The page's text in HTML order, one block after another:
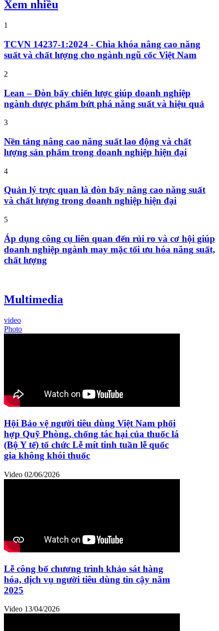
Xem nhiều
1
TCVN 14237-1:2024 - Chìa khóa nâng cao năng
suất và chất lượng cho ngành ngũ cốc Việt Nam
2
Lean – Đòn bẩy chiến lược giúp doanh nghiệp
ngành dược phẩm bứt phá năng suất và hiệu quả
3
Nền tảng nâng cao năng suất lao động và chất
lượng sản phẩm trong doanh nghiệp hiện đại
4
Quản lý trực quan là đòn bẩy nâng cao năng suất
và chất lượng trong doanh nghiệp hiện đại
5
Áp dụng công cụ liên quan đến rủi ro và cơ hội giúp
doanh nghiệp ngành may mặc tối ưu hóa năng suất,
chất lượng
Multimedia
video
Photo
Hội Bảo vệ người tiêu dùng Việt Nam phối
hợp Quỹ Phòng, chống tác hại của thuốc lá
(Bộ Y tế) tổ chức Lễ mít tinh tuần lễ quốc
gia không khói thuốc
Video 02/06/2026
Lễ công bố chương trình khảo sát hàng
hóa, dịch vụ người tiêu dùng tin cậy năm
2025
Video 13/04/2026